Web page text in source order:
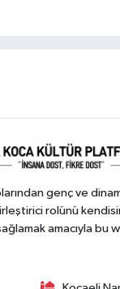
genç ve
rolünü
amacıyla